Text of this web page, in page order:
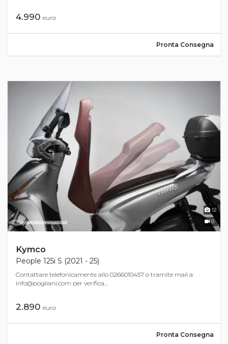
4.990 euro
Pronta Consegna
12
0
Kymco
People 125i S (2021 - 25)
Contattare telefonicamente allo 0266010457 o tramite mail a
info@pogliani.com per verifica...
2.890 euro
Pronta Consegna